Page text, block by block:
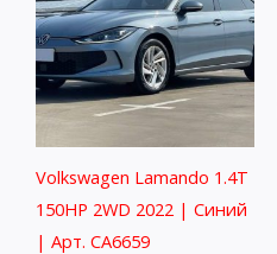
Volkswagen Lamando 1.4T
150HP 2WD 2022 | Синий
| Арт. CA6659